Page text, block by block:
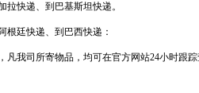
快递、到巴基斯坦快递。
根廷快递、到巴西快递：
凡我司所寄物品，均可在官方网站24小时跟